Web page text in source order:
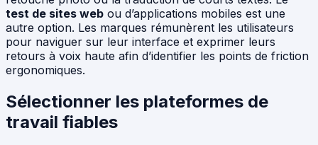
test de sites web ou d’applications mobiles est une
autre option. Les marques rémunèrent les utilisateurs
pour naviguer sur leur interface et exprimer leurs
retours à voix haute afin d’identifier les points de friction
ergonomiques.
Sélectionner les plateformes de
travail fiables